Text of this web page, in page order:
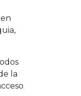
la